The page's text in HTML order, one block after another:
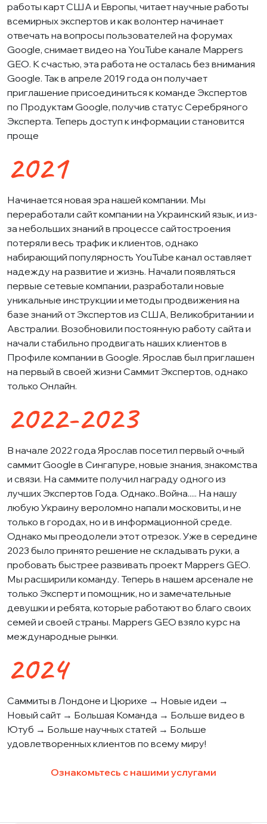
работы карт США и Европы, читает научные работы
всемирных экспертов и как волонтер начинает
отвечать на вопросы пользователей на форумах
Google, снимает видео на YouTube канале Mappers
GEO. К счастью, эта работа не осталась без внимания
Google. Так в апреле 2019 года он получает
приглашение присоединиться к команде Экспертов
по Продуктам Google, получив статус Серебряного
Эксперта. Теперь доступ к информации становится
проще
2021
Начинается новая эра нашей компании. Мы
переработали сайт компании на Украинский язык, и из-
за небольших знаний в процессе сайтостроения
потеряли весь трафик и клиентов, однако
набирающий популярность YouTube канал оставляет
надежду на развитие и жизнь. Начали появляться
первые сетевые компании, разработали новые
уникальные инструкции и методы продвижения на
базе знаний от Экспертов из США, Великобритании и
Австралии. Возобновили постоянную работу сайта и
начали стабильно продвигать наших клиентов в
Профиле компании в Google. Ярослав был приглашен
на первый в своей жизни Саммит Экспертов, однако
только Онлайн.
2022-2023
В начале 2022 года Ярослав посетил первый очный
саммит Google в Сингапуре, новые знания, знакомства
и связи. На саммите получил награду одного из
лучших Экспертов Года. Однако..Война..... На нашу
любую Украину вероломно напали московиты, и не
только в городах, но и в информационной среде.
Однако мы преодолели этот отрезок. Уже в середине
2023 было принято решение не складывать руки, а
пробовать быстрее развивать проект Mappers GEO.
Мы расширили команду. Теперь в нашем арсенале не
только Эксперт и помощник, но и замечательные
девушки и ребята, которые работают во благо своих
семей и своей страны. Mappers GEO взяло курс на
международные рынки.
2024
Саммиты в Лондоне и Цюрихе → Новые идеи →
Новый сайт → Большая Команда → Больше видео в
Ютуб → Больше научных статей → Больше
удовлетворенных клиентов по всему миру!
Ознакомьтесь с нашими услугами